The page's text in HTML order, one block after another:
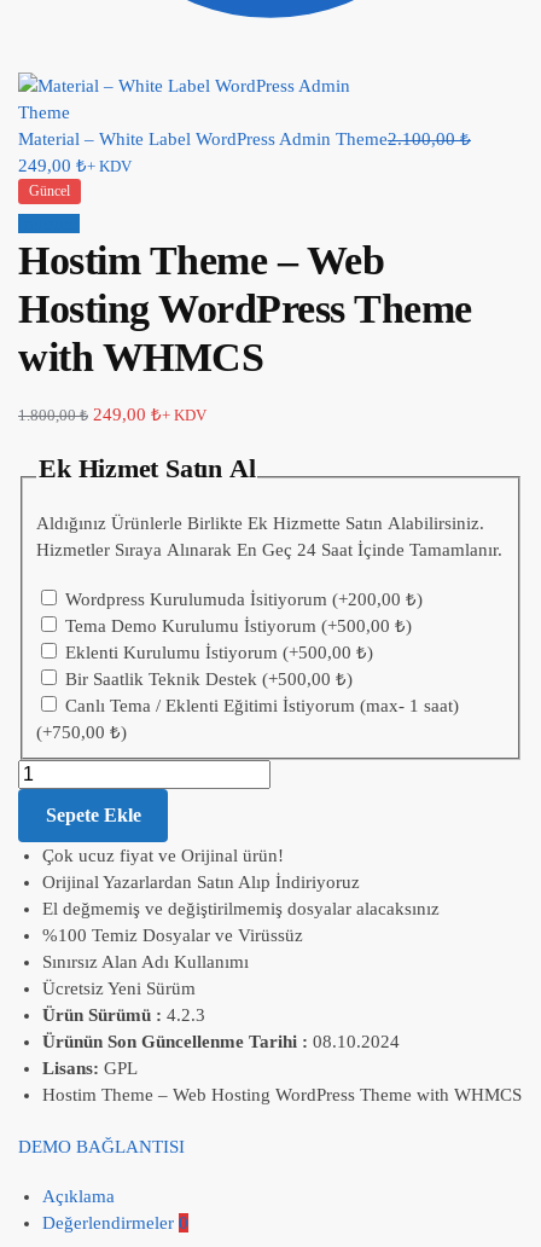
Material – White Label WordPress Admin Theme2.100,00₺
249,00 ₺+ KDV
Güncel
Hostim Theme – Web
Hosting WordPress Theme
with WHMCS
1.800,00₺ 249,00 ₺+ KDV
Ek Hizmet Satın Al
Aldığınız Ürünlerle Birlikte Ek Hizmette Satın Alabilirsiniz.
Hizmetler Sıraya Alınarak En Geç 24 Saat İçinde Tamamlanır.
Wordpress Kurulumuda İsitiyorum(+200,00₺)
Tema Demo Kurulumu İstiyorum(+500,00₺)
Eklenti Kurulumu İstiyorum(+500,00₺)
Bir Saatlik Teknik Destek(+500,00₺)
Canlı Tema / Eklenti Eğitimi İstiyorum (max- 1 saat)
(+750,00₺)
Sepete Ekle
Çok ucuz fiyat ve Orijinal ürün!
Orijinal Yazarlardan Satın Alıp İndiriyoruz
El değmemiş ve değiştirilmemiş dosyalar alacaksınız
%100 Temiz Dosyalar ve Virüssüz
Sınırsız Alan Adı Kullanımı
Ücretsiz Yeni Sürüm
Ürün Sürümü : 4.2.3
Ürünün Son Güncellenme Tarihi : 08.10.2024
Lisans: GPL
Hostim Theme – Web Hosting WordPress Theme with WHMCS
DEMO BAĞLANTISI
Açıklama
Değerlendirmeler 0